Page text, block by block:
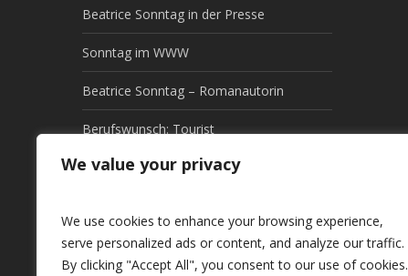
We value your privacy
We use cookies to enhance your browsing experience,
serve personalized ads or content, and analyze our traffic.
By clicking "Accept All", you consent to our use of cookies.
Beatrice Sonntag in der Presse
Sonntag im WWW
Beatrice Sonntag – Romanautorin
Berufswunsch: Tourist
Diagnose: Fernweh
Asiens letzte GEHEIMnisse